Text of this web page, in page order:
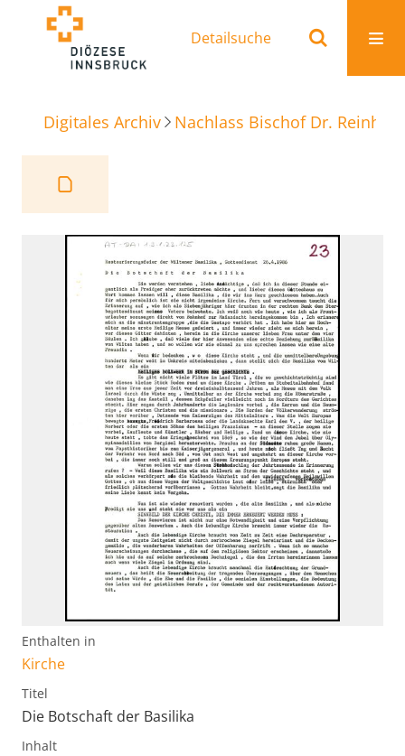
Detailsuche
Digitales Archiv Nachlass Bischof Dr.
Enthalten in
Kirche
Titel
Die Botschaft der Basilika
Inhalt